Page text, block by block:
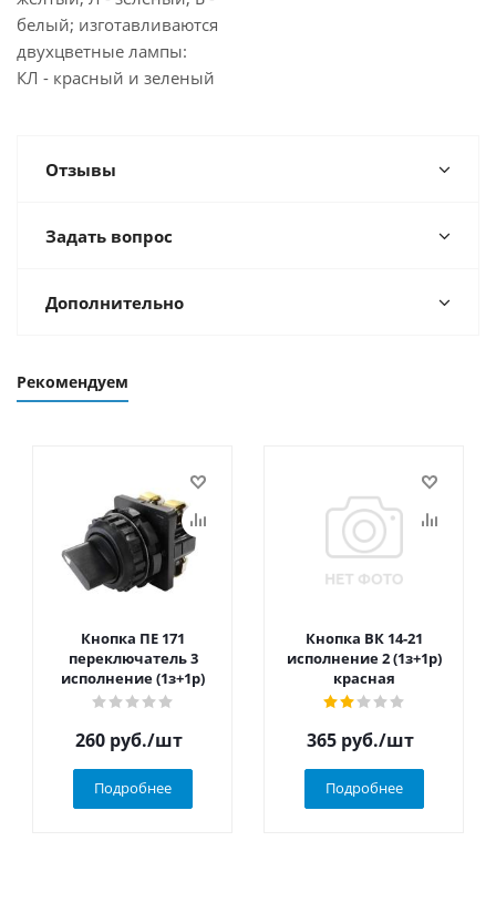
белый; изготавливаются
двухцветные лампы:
КЛ - красный и зеленый
Отзывы
Задать вопрос
Дополнительно
Рекомендуем
Кнопка ПЕ 171
переключатель 3
исполнение (1з+1р)
260 руб./шт
Подробнее
Кнопка ВК 14-21
исполнение 2 (1з+1р)
красная
365 руб./шт
Подробнее